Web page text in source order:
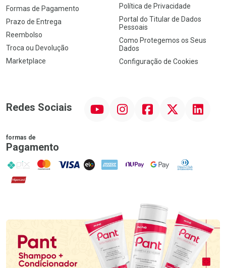
Formas de Pagamento
Prazo de Entrega
Reembolso
Troca ou Devolução
Marketplace
Política de Privacidade
Portal do Titular de Dados
Pessoais
Como Protegemos os Seus
Dados
Configuração de Cookies
Redes Sociais InstagramFacebookTwitter Linkedin
formas de
Pagamento
PIX MasterCard
VISA ELO AMEX NuPay Google PayDiners Club
Hipercard
Promoção em Destaque